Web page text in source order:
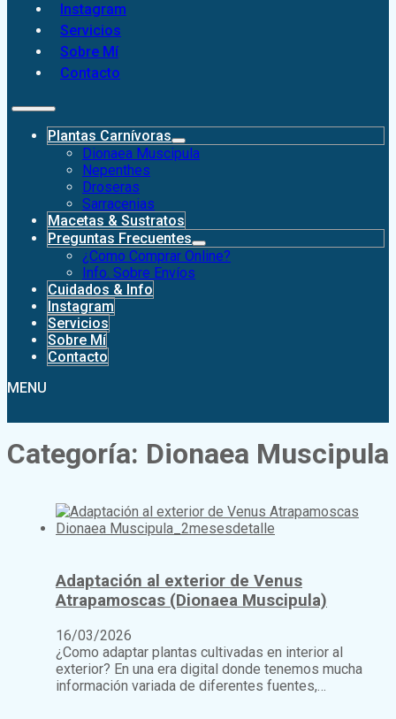
Instagram
Servicios
Sobre Mí
Contacto
Plantas Carnívoras
Dionaea Muscipula
Nepenthes
Droseras
Sarracenias
Macetas & Sustratos
Preguntas Frecuentes
¿Como Comprar Online?
Info. Sobre Envíos
Cuidados & Info
Instagram
Servicios
Sobre Mí
Contacto
MENU
Categoría: Dionaea Muscipula
Adaptación al exterior de Venus
Atrapamoscas (Dionaea Muscipula)
16/03/2026
¿Como adaptar plantas cultivadas en interior al
exterior? En una era digital donde tenemos mucha
información variada de diferentes fuentes,…